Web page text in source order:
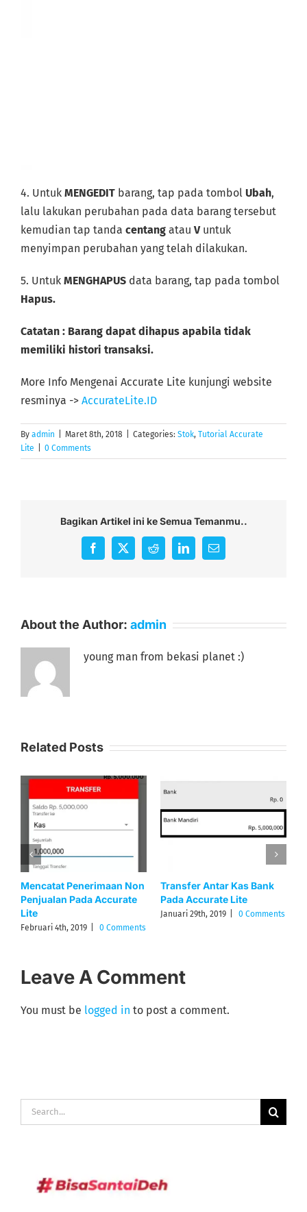
4. Untuk MENGEDIT barang, tap pada tombol Ubah,
lalu lakukan perubahan pada data barang tersebut
kemudian tap tanda centang atau Vuntuk
menyimpan perubahan yang telah dilakukan.
5. Untuk MENGHAPUS data barang, tap pada tombol
Hapus.
Catatan : Barang dapat dihapus apabila tidak
memiliki histori transaksi.
More Info Mengenai Accurate Lite kunjungi website
resminya -> AccurateLite.ID
By admin Maret 8th, 2018 Categories: Stok, Tutorial Accurate
Lite
0 Comments
Bagikan Artikel ini ke Semua Temanmu..
Facebook
X RedditLinkedInEmail
About the Author: admin
young man from bekasi planet :)
Related Posts
Membuka Laporan Laba
Rugi Per Proyek Pada
Accurate Lite
Januari 21st, 2019 | 0 Comments
Memasukan Saldo Awal
Modal Pada Accurate Lite
September 24th, 2019 | 0
Leave A Comment
You must be logged in to post a comment.
Search
for: